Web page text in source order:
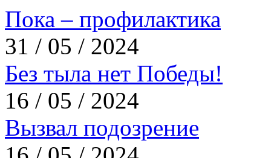
Пока – профилактика
31 / 05 / 2024
Без тыла нет Победы!
16 / 05 / 2024
Вызвал подозрение